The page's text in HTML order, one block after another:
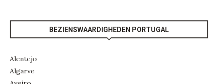
BEZIENSWAARDIGHEDEN PORTUGAL
Alentejo
Algarve